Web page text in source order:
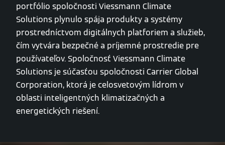
portfólio spoločnosti Viessmann Climate
Solutions plynulo spája produkty a systémy
prostredníctvom digitálnych platforiem a služieb,
čím vytvára bezpečné a príjemné prostredie pre
používateľov. Spoločnosť Viessmann Climate
Solutions je súčasťou spoločnosti Carrier Global
Corporation, ktorá je celosvetovým lídrom v
oblasti inteligentných klimatizačných a
energetických riešení.